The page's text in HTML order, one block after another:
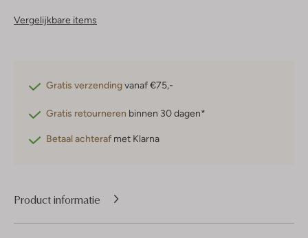
Vergelijkbare items
Gratis verzendingvanaf €75,-
Gratis retourneren binnen 30 dagen*
Betaal achteraf met Klarna
Product informatie